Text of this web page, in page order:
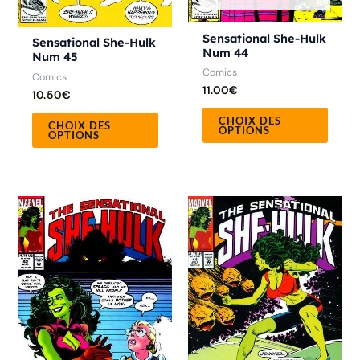
Sensational She-Hulk
Num 45
Comics
10.50€
CHOIX DES
OPTIONS
sur
Sensational She-Hulk
Num 44
Comics
11.00€
CHOIX DES
OPTIONS
sur
Ce
produit
a
plusieurs
variations.
Les
options
a
Les